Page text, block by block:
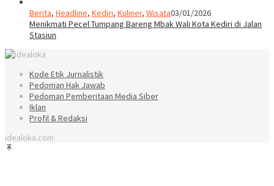
Berita, Headline, Kediri, Kuliner, Wisata03/01/2026
Menikmati Pecel Tumpang Bareng Mbak Wali Kota Kediri di Jalan
Stasiun
Kode Etik Jurnalistik
Pedoman Hak Jawab
Pedoman Pemberitaan Media Siber
Iklan
Profil & Redaksi
idealoka.com